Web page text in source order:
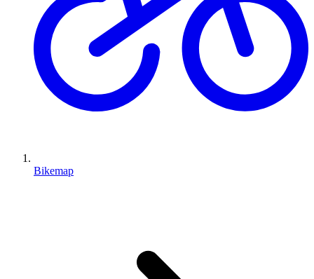
Bikemap